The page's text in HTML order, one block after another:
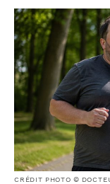
CRÉDIT PHOTO ©